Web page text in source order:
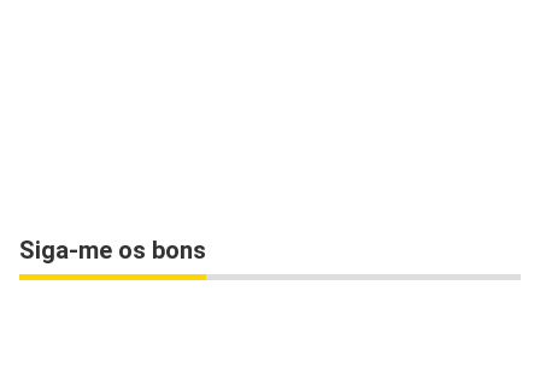
Siga-me os bons